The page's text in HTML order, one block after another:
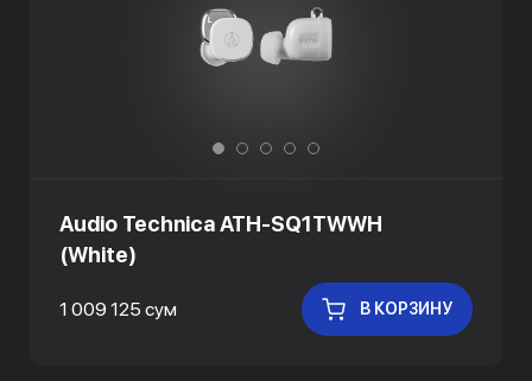
Audio Technica ATH-SQ1TWWH
(White)
1 009 125 сум В КОРЗИНУ